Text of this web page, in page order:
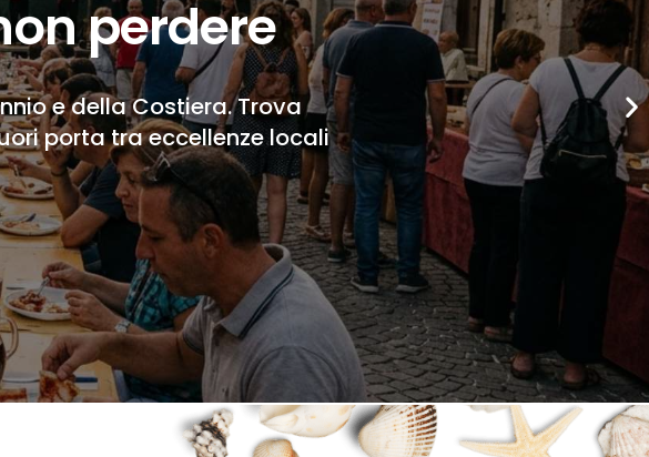
perdere
e della Costiera. Trova
porta tra eccellenze locali